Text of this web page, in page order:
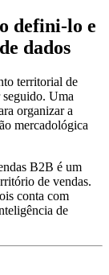
defini-lo e
dados
territorial de
seguido. Uma
organizar a
mercadológica
B2B é um
de vendas.
conta com
de